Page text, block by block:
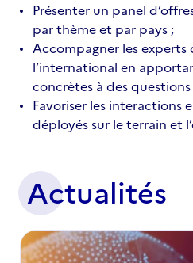
Présenter un panel
par thème et par pays ;
Accompagner les
l’international en
concrètes à des
Favoriser les interactions
déployés sur le terrain et
Actualités